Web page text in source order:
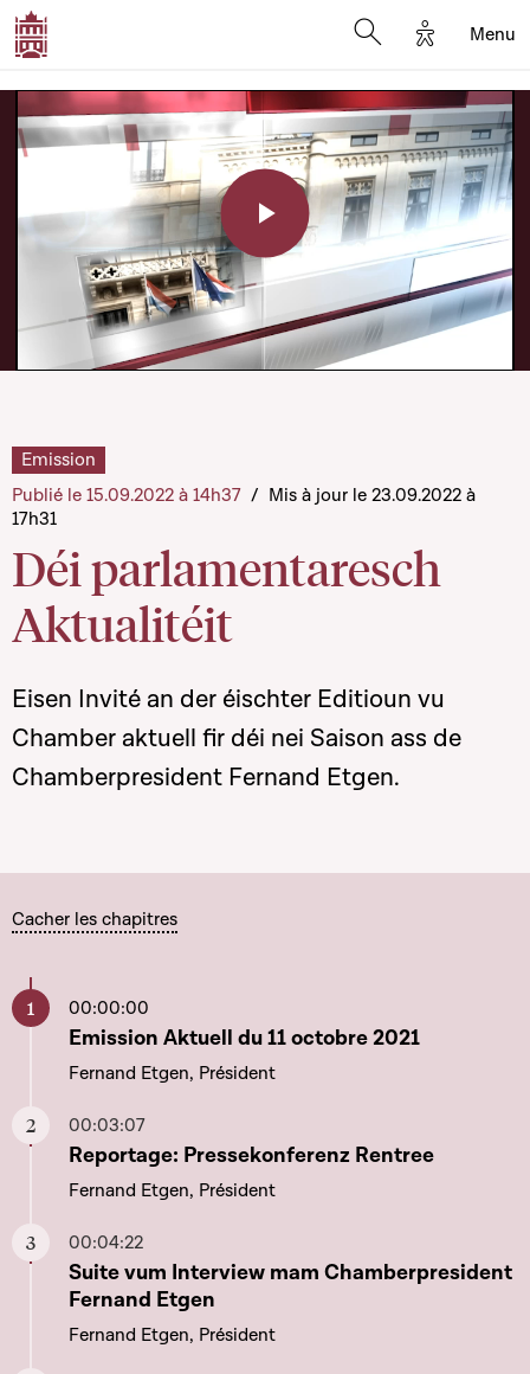
Options
Menu
Play
Video
Déi parlamentaresch
Aktualitéit
Emission
Publié le 15.09.2022 à 14h37 / Mis à jour le 23.09.2022 à
17h31
Eisen Invité an der éischter Editioun vu
Chamber aktuell fir déi nei Saison ass de
Chamberpresident Fernand Etgen.
Cacher les chapitres
00:00:00
Aller à ce chapitre
Emission Aktuell du 11 octobre 2021
Fernand Etgen, Président
00:03:07
Aller à ce chapitre
Reportage: Pressekonferenz Rentree
Fernand Etgen, Président
00:04:22
Aller à ce chapitre
Suite vum Interview mam Chamberpresident
Fernand Etgen
Fernand Etgen, Président